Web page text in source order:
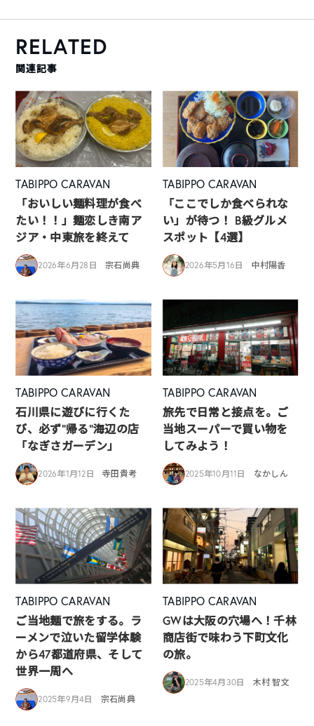
RELATED
関連記事
TABIPPO CARAVAN
「おいしい麺料理が食べ
たい！！」麺恋しき南ア
ジア・中東旅を終えて
2026年6月28日 宗石尚典
TABIPPO CARAVAN
「ここでしか食べられな
い」が待つ！ B級グルメ
スポット【4選】
2026年5月16日 中村陽香
TABIPPO CARAVAN
石川県に遊びに行くた
び、必ず”帰る”海辺の店
「なぎさガーデン」
2026年1月12日 寺田貴考
TABIPPO CARAVAN
旅先で日常と接点を。ご
当地スーパーで買い物を
してみよう！
2025年10月11日 なかしん
TABIPPO CARAVAN
ご当地麺で旅をする。ラ
ーメンで泣いた留学体験
から47都道府県、そして
世界一周へ
2025年9月4日 宗石尚典
TABIPPO CARAVAN
GWは大阪の穴場へ！千林
商店街で味わう下町文化
の旅。
2025年4月30日 木村 智文